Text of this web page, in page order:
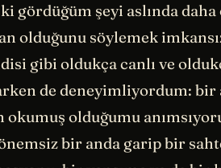
gördüğüm şeyi aslında daha
olduğunu söylemek
gibi oldukça canlı ve
de deneyimliyordum: bir
okumuş olduğumu
bir anda garip bir